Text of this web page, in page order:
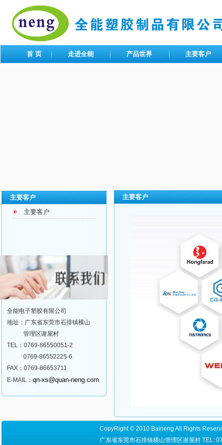
首 页 走进全能 产品世界 主要客户
主要客户
主要客户
全能电子塑胶有限公司
地址：广东省东莞市石排镇横山
管理区谢屋村
TEL：0769-86550051-2
0769-86552225-6
FAX：0769-86653711
E-MAIL： qn-xs@quan-neng.com
主要客户
CopyRight © 2010 Baineng All Rights
广东省东莞市石排镇横山管理区谢屋村 TEL: